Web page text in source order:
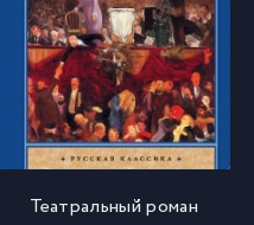
Театральный роман